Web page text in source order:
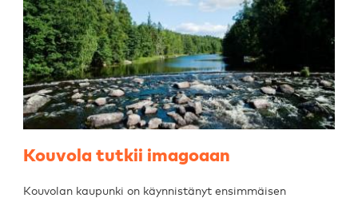
Kouvola tutkii imagoaan
Kouvolan kaupunki on käynnistänyt ensimmäisen